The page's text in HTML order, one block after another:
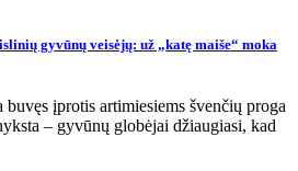
gyvūnų veisėjų: už „katę maiše“ moka
įprotis artimiesiems švenčių proga
– gyvūnų globėjai džiaugiasi, kad